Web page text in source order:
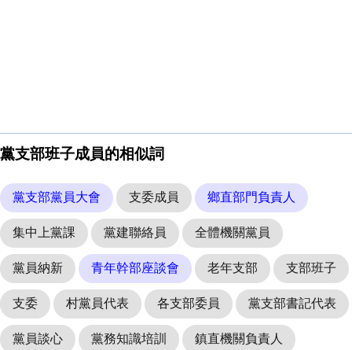
黨支部班子成員的相似詞
黨支部黨員大會 支委成員 鄉直部門負責人
集中上黨課 黨建聯絡員 全體機關黨員
黨員納新 青年幹部座談會 老年支部 支部班子
支委 村黨員代表 各支部委員 黨支部書記代表
黨員談心 黨務知識培訓 鎮直機關負責人